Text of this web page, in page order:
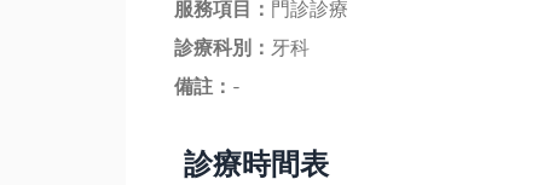
服務項目： 門診診療
診療科別： 牙科
備註： -
診療時間表